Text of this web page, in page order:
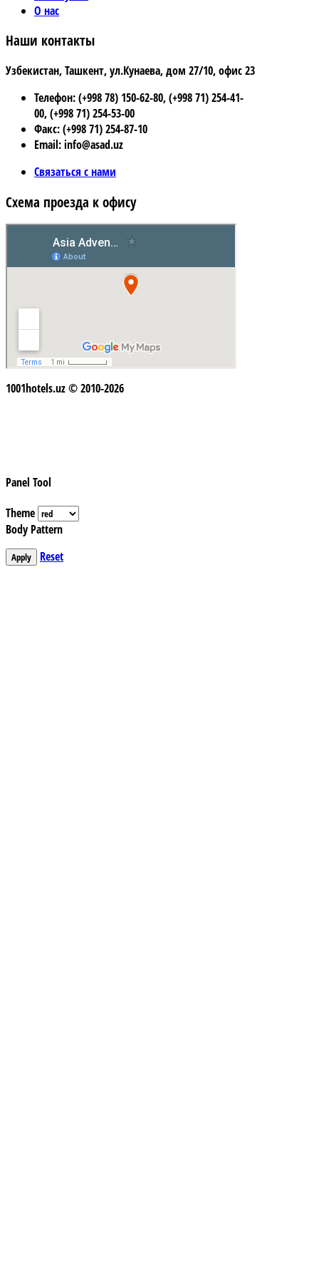
О нас
Наши контакты
Узбекистан, Ташкент, ул.Кунаева, дом 27/10, офис 23
Телефон: (+998 78) 150-62-80, (+998 71) 254-41-
00, (+998 71) 254-53-00
Факс: (+998 71) 254-87-10
Email: info@asad.uz
Связаться с нами
Схема проезда к офису
1001hotels.uz © 2010-2026
Panel Tool
Theme
Body Pattern
Apply Reset